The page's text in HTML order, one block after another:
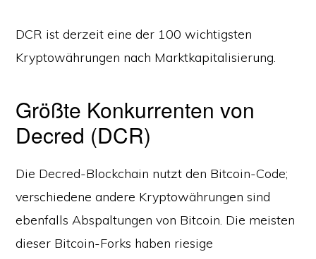
DCR ist derzeit eine der 100 wichtigsten
Kryptowährungen nach Marktkapitalisierung.
Größte Konkurrenten von
Decred (DCR)
Die Decred-Blockchain nutzt den Bitcoin-Code;
verschiedene andere Kryptowährungen sind
ebenfalls Abspaltungen von Bitcoin. Die meisten
dieser Bitcoin-Forks haben riesige